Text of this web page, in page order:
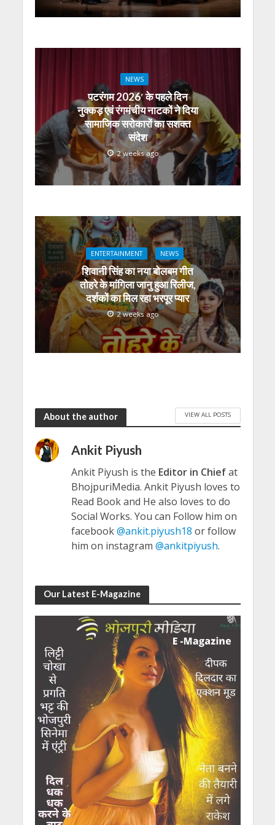
NEWS
पटरंगम 2026′ के पहले दिन
नुक्कड़ एवं रंगमंचीय नाटकों ने दिया
सामाजिक सरोकारों का सशक्त
संदेश
2 weeks ago
ENTERTAINMENT NEWS
शिवानी सिंह का नया बोलबम गीत
तोहरे के मांगिला जानु हुआ रिलीज,
दर्शकों का मिल रहा भरपूर प्यार
2 weeks ago
About the author VIEW ALL POSTS
Ankit Piyush
Ankit Piyush is the Editor in Chiefat
BhojpuriMedia. Ankit Piyush loves to
Read Book and He also loves to do
Social Works. You can Follow him on
facebook@ankit.piyush18 or follow
him on instagram @ankitpiyush.
Our Latest E-Magazine